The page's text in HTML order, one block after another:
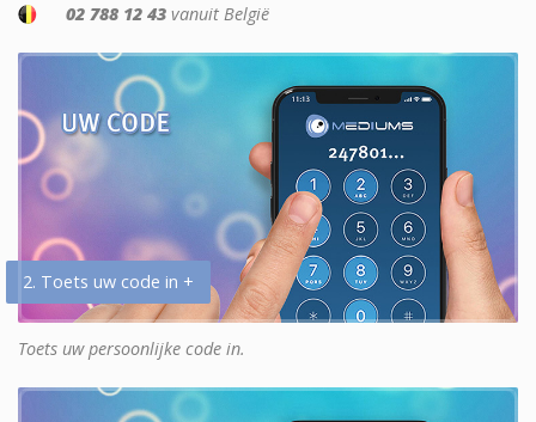
02 788 12 43 vanuit België
2. Toets uw code in +
Toets uw persoonlijke code in.